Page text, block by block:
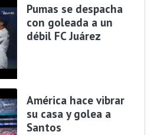
Pumas se despacha
con goleada a un
débil FC Juárez
América hace vibrar
su casa y golea a
Santos